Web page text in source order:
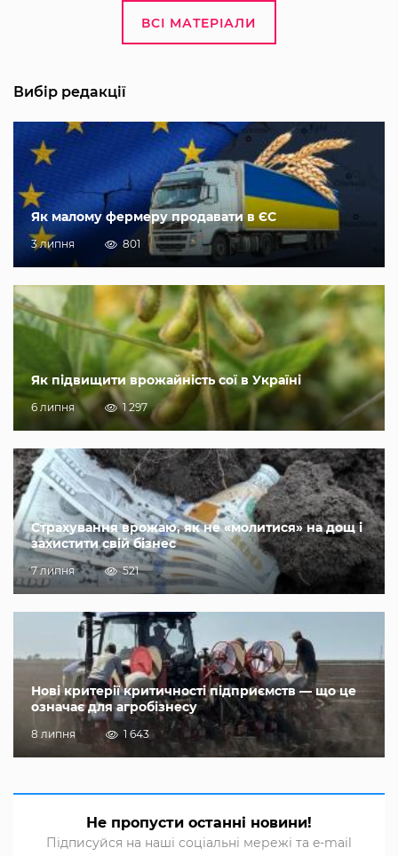
ВСІ МАТЕРІАЛИ
Вибір редакції
Як малому фермеру продавати в ЄС
3 липня 801
Як підвищити врожайність сої в Україні
6 липня 1 297
Страхування врожаю, як не «молитися» на дощ і
захистити свій бізнес
7 липня 521
Нові критерії критичності підприємств — що це
означає для агробізнесу
8 липня 1 643
Не пропусти останні новини!
Підписуйся на наші соціальні мережі та e-mail